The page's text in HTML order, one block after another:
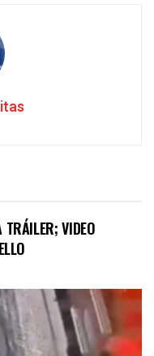
VIDEO